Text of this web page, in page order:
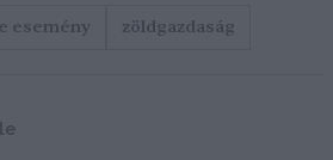
esemény zöldgazdaság